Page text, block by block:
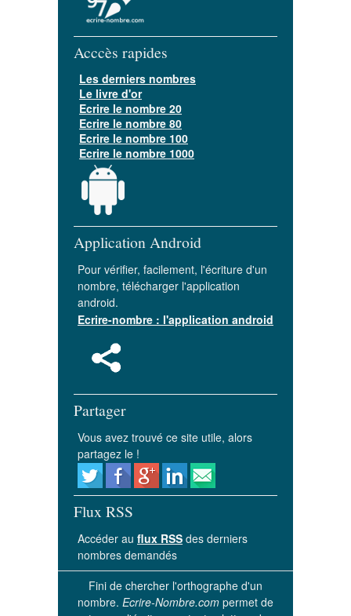
Acccès rapides
Les derniers nombres
Le livre d'or
Ecrire le nombre 20
Ecrire le nombre 80
Ecrire le nombre 100
Ecrire le nombre 1000
Application Android
Pour vérifier, facilement, l'écriture d'un
nombre, télécharger l'application
android.
Ecrire-nombre : l'application android
Partager
Vous avez trouvé ce site utile, alors
partagez le !
Flux RSS
Accéder au flux RSS des derniers
nombres demandés
Fini de chercher l'orthographe d'un
nombre. Ecrire-Nombre.com permet de